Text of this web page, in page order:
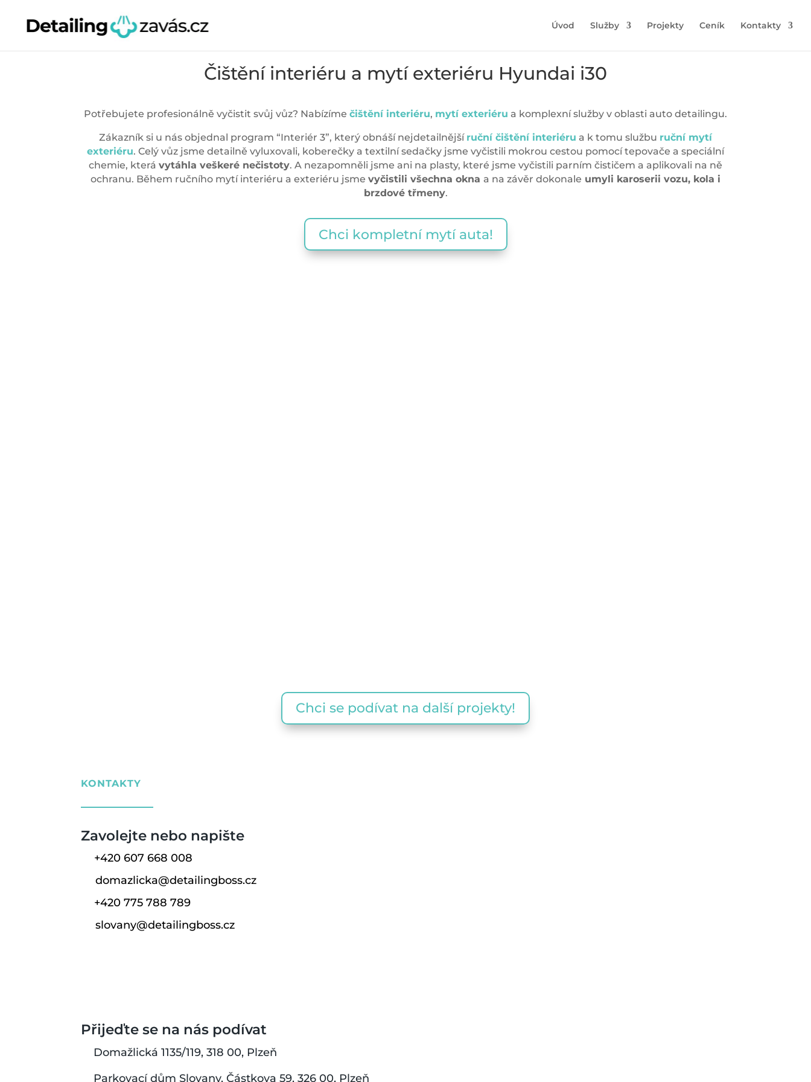
Úvod Služby Projekty Ceník Kontakty
Čištění interiéru a mytí exteriéru Hyundai i30
Potřebujete profesionálně vyčistit svůj vůz? Nabízíme čištění interiéru, mytí exteriéru a komplexní služby v oblasti auto detailingu.
Zákazník si u nás objednal program “Interiér 3”, který obnáší nejdetailnější ruční čištění interiéru a k tomu službu ruční mytí
exteriéru. Celý vůz jsme detailně vyluxovali, koberečky a textilní sedačky jsme vyčistili mokrou cestou pomocí tepovače a speciální
chemie, která vytáhla veškeré nečistoty. A nezapomněli jsme ani na plasty, které jsme vyčistili parním čističem a aplikovali na ně
ochranu. Během ručního mytí interiéru a exteriéru jsme vyčistili všechna okna a na závěr dokonale umyli karoserii vozu, kola i
brzdové třmeny.
Chci kompletní mytí auta!
Chci se podívat na další projekty!
KONTAKTY
Zavolejte nebo napište
+420 607 668 008
domazlicka@detailingboss.cz
+420 775 788 789
slovany@detailingboss.cz
Přijeďte se na nás podívat
Domažlická 1135/119, 318 00, Plzeň
Parkovací dům Slovany, Částkova 59, 326 00, Plzeň